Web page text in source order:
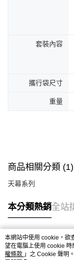
套裝內容
攜行袋尺寸
重量
商品相關分類 (1)
天幕系列
本分類熱銷全站
熱門標籤
本網站中使用 cookie，欲
望在電腦上使用 cookie
權條款 」之 Cookie 聲明